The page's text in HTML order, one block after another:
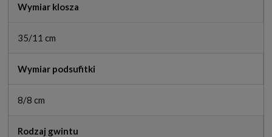
Wymiar klosza
35/11 cm
Wymiar podsufitki
8/8 cm
Rodzaj gwintu